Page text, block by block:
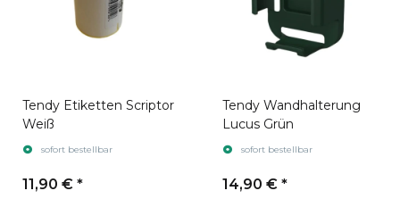
Tendy Etiketten Scriptor
Weiß
sofort bestellbar
11,90 € *
Tendy Wandhalterung
Lucus Grün
sofort bestellbar
14,90 € *